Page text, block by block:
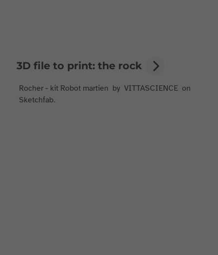
3D file to print: the rock
Rocher - kit Robot martien by VITTASCIENCE on
Sketchfab.